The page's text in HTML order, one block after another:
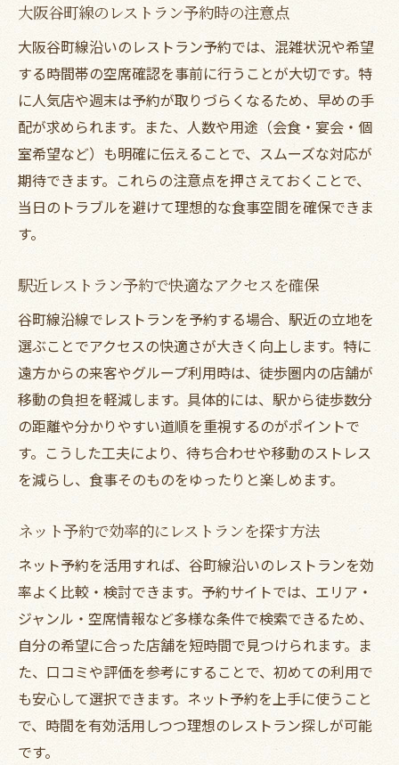
ネット予約で叶う谷町線エリアのグルメ体験
ネット予約でスムーズにレストラン利用
谷町線のレストラン予約で得する活用術
グルメ体験を高めるレストラン予約の流れ
ネット予約ならではのレストラン選びの魅
力
レストラン予約で谷町線グルメを満喫する
ランチに最適な谷町線レストランの選び方
ディナー利用におすすめのレストラン予約
術
谷町線沿いでレストラン予約と時間帯の工
夫
レストラン予約でランチとディナーを楽し
む
レストラン予約で幅広い利用シーンに対応
グループ利用に最適なレストランを探すポイン
グループ向けレストラン予約の具体的なコ
ツ
谷町線エリアでの団体レストラン選びの工
夫
レストラン予約で個室や貸切を活用する方
法
グループ利用に便利なレストラン予約の流
大阪谷町線のレストラン予約時の注意点
大阪谷町線沿いのレストラン予約では、混雑状況や希望
する時間帯の空席確認を事前に行うことが大切です。特
に人気店や週末は予約が取りづらくなるため、早めの手
配が求められます。また、人数や用途（会食・宴会・個
室希望など）も明確に伝えることで、スムーズな対応が
期待できます。これらの注意点を押さえておくことで、
当日のトラブルを避けて理想的な食事空間を確保できま
す。
駅近レストラン予約で快適なアクセスを確保
谷町線沿線でレストランを予約する場合、駅近の立地を
選ぶことでアクセスの快適さが大きく向上します。特に
遠方からの来客やグループ利用時は、徒歩圏内の店舗が
移動の負担を軽減します。具体的には、駅から徒歩数分
の距離や分かりやすい道順を重視するのがポイントで
す。こうした工夫により、待ち合わせや移動のストレス
を減らし、食事そのものをゆったりと楽しめます。
ネット予約で効率的にレストランを探す方法
ネット予約を活用すれば、谷町線沿いのレストランを効
率よく比較・検討できます。予約サイトでは、エリア・
ジャンル・空席情報など多様な条件で検索できるため、
自分の希望に合った店舗を短時間で見つけられます。ま
た、口コミや評価を参考にすることで、初めての利用で
も安心して選択できます。ネット予約を上手に使うこと
で、時間を有効活用しつつ理想のレストラン探しが可能
です。